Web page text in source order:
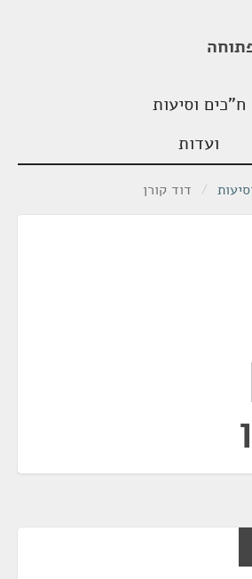
ח"כים וסיעות
ועדות
/ דוד קורן